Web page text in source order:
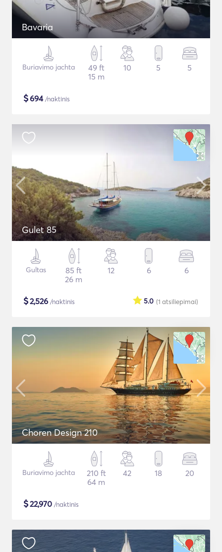
Bavaria
Buriavimo jachta
49 ft
15 m
10 5 5
$694/naktinis
Gulet 85
Gultas
85 ft
26 m
12 6 6
$2,526 /naktinis (1 atsiliepimai)
5.0
Choren Design 210
Buriavimo jachta
210 ft
64 m
42 18 20
$22,970 /naktinis